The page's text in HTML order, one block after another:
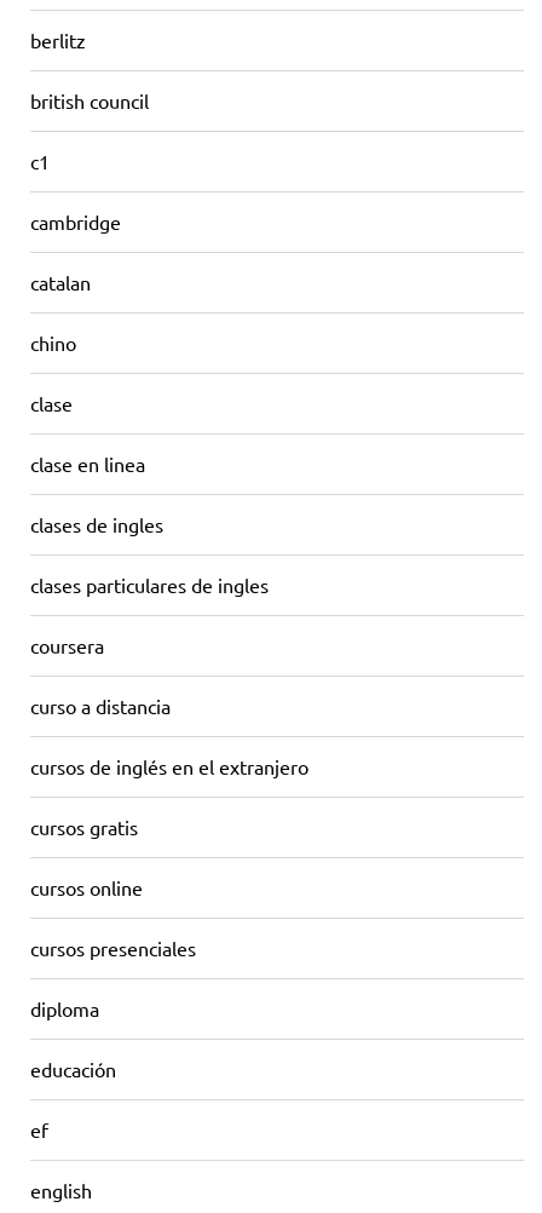
berlitz
british council
c1
cambridge
catalan
chino
clase
clase en linea
clases de ingles
clases particulares de ingles
coursera
curso a distancia
cursos de inglés en el extranjero
cursos gratis
cursos online
cursos presenciales
diploma
educación
ef
english